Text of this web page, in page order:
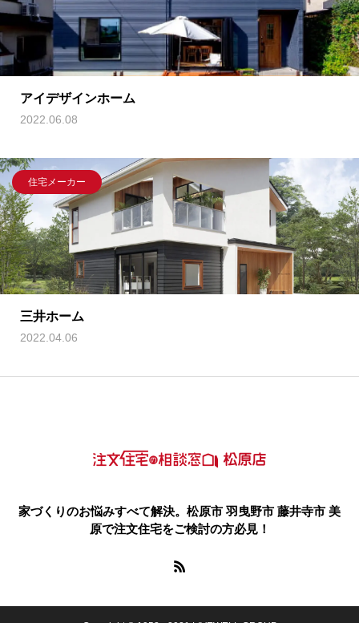
アイデザインホーム
2022.06.08
住宅メーカー
三井ホーム
2022.04.06
家づくりのお悩みすべて解決。松原市 羽曳野市 藤井寺市 美
原で注文住宅をご検討の方必見！